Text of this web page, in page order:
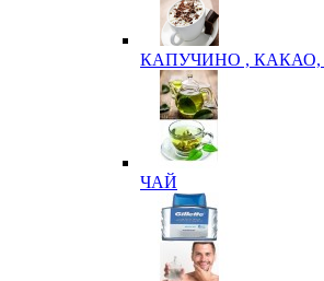
КАПУЧИНО ,
ЧАЙ